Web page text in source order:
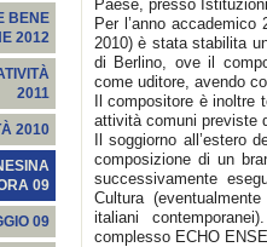
BENE
2012
2011
2010
09
09
Paese, presso
Per l’anno
2010) è stata stabilita
di Berlino, ove il
come uditore, avendo
Il compositore è
attività comuni previste
Il soggiorno all’estero
composizione di un
successivamente
Cultura
italiani
complesso ECHO